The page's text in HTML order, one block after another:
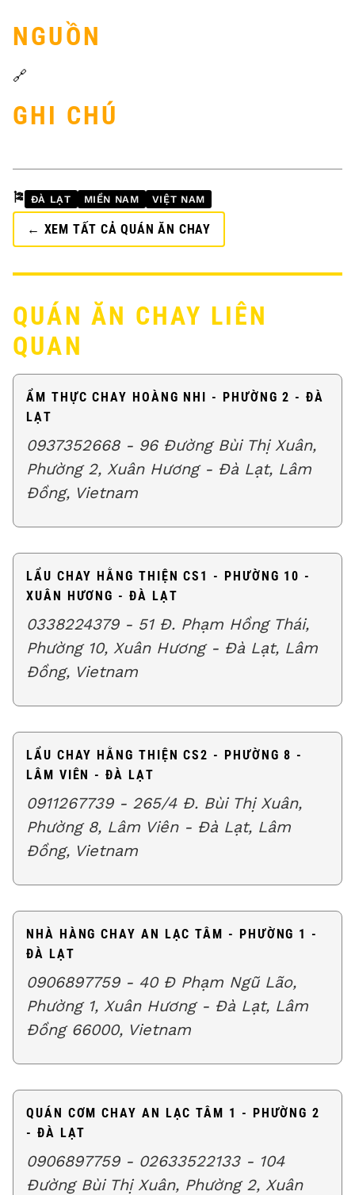
NGUỒN
🔗
GHI CHÚ
🎏 ĐÀ LẠT MIỀN NAM VIỆT NAM
← XEM TẤT CẢ QUÁN ĂN CHAY
QUÁN ĂN CHAY LIÊN
QUAN
ẨM THỰC CHAY HOÀNG NHI - PHƯỜNG 2 - ĐÀ
LẠT
0937352668 - 96 Đường Bùi Thị Xuân,
Phường 2, Xuân Hương - Đà Lạt, Lâm
Đồng, Vietnam
LẨU CHAY HẰNG THIỆN CS1 - PHƯỜNG 10 -
XUÂN HƯƠNG - ĐÀ LẠT
0338224379 - 51 Đ. Phạm Hồng Thái,
Phường 10, Xuân Hương - Đà Lạt, Lâm
Đồng, Vietnam
LẨU CHAY HẰNG THIỆN CS2 - PHƯỜNG 8 -
LÂM VIÊN - ĐÀ LẠT
0911267739 - 265/4 Đ. Bùi Thị Xuân,
Phường 8, Lâm Viên - Đà Lạt, Lâm
Đồng, Vietnam
NHÀ HÀNG CHAY AN LẠC TÂM - PHƯỜNG 1 -
ĐÀ LẠT
0906897759 - 40 Đ Phạm Ngũ Lão,
Phường 1, Xuân Hương - Đà Lạt, Lâm
Đồng 66000, Vietnam
QUÁN CƠM CHAY AN LẠC TÂM 1 - PHƯỜNG 2
- ĐÀ LẠT
0906897759 - 02633522133 - 104
Đường Bùi Thị Xuân, Phường 2, Xuân